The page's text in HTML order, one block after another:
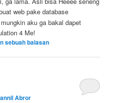
web pake database
aku ga bakal dapet
4 Me!
sebuah balasan
Abror